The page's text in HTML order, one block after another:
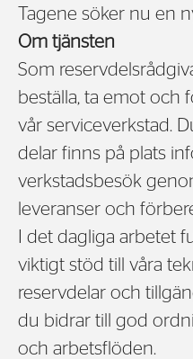
Tagene söker nu en
Om tjänsten
Som
beställa, ta emot och
vår serviceverkstad.
delar finns på plats
verkstadsbesök
leveranser och
I det dagliga arbetet
viktigt stöd till våra
reservdelar och
du bidrar till god
och arbetsflöden.